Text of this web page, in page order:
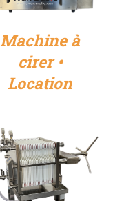
Machine à
cirer •
Location
DÉTAILS